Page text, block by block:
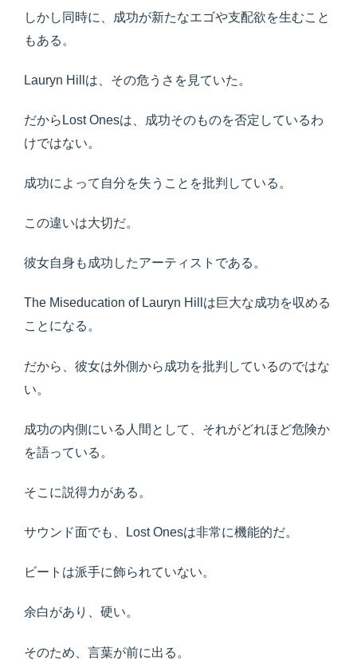
しかし同時に、成功が新たなエゴや支配欲を生むこと
もある。
Lauryn Hillは、その危うさを見ていた。
だからLost Onesは、成功そのものを否定しているわ
けではない。
成功によって自分を失うことを批判している。
この違いは大切だ。
彼女自身も成功したアーティストである。
The Miseducation of Lauryn Hillは巨大な成功を収める
ことになる。
だから、彼女は外側から成功を批判しているのではな
い。
成功の内側にいる人間として、それがどれほど危険か
を語っている。
そこに説得力がある。
サウンド面でも、Lost Onesは非常に機能的だ。
ビートは派手に飾られていない。
余白があり、硬い。
そのため、言葉が前に出る。